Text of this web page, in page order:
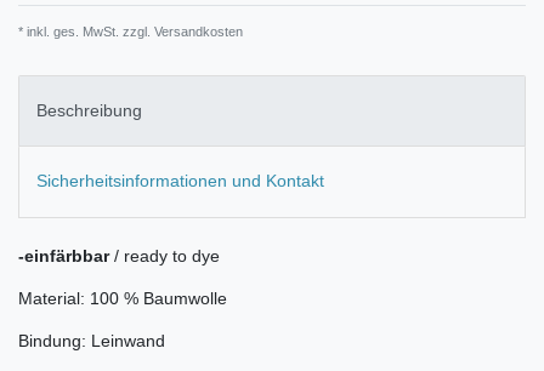
* inkl. ges. MwSt. zzgl. Versandkosten
Beschreibung
Sicherheitsinformationen und Kontakt
-einfärbbar/ ready to dye
Material: 100 % Baumwolle
Bindung: Leinwand